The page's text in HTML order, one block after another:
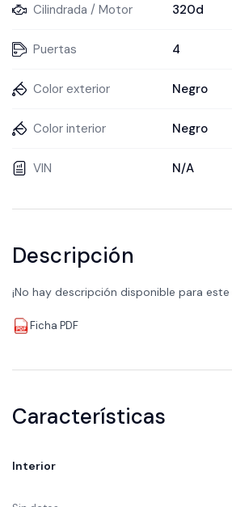
Cilindrada / Motor 320d
Puertas 4
Color exterior Negro
Color interior Negro
VIN N/A
Descripción
¡No hay descripción disponible para
Ficha PDF
Características
Interior